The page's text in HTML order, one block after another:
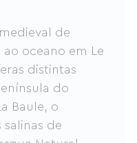
de
ao oceano em Le
distintas
do
Baule, o
salinas de